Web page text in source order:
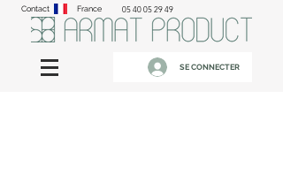
Contact France 05 40 05 29 49
SE CONNECTER